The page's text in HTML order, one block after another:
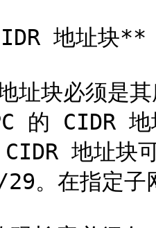
地址块**
址块必须是
的 CIDR
CIDR 地址
。在指定子